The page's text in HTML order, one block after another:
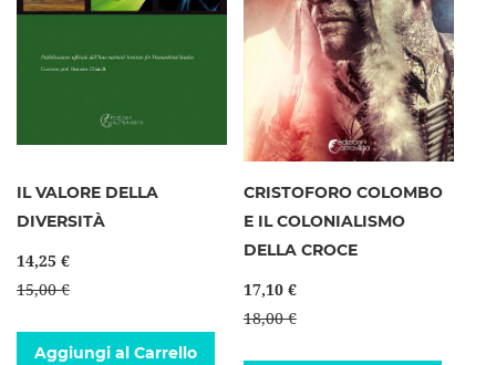
IL VALORE DELLA
DIVERSITÀ
14,25 €
15,00 €
Aggiungi al Carrello
CRISTOFORO COLOMBO
E IL COLONIALISMO
DELLA CROCE
17,10 €
18,00 €